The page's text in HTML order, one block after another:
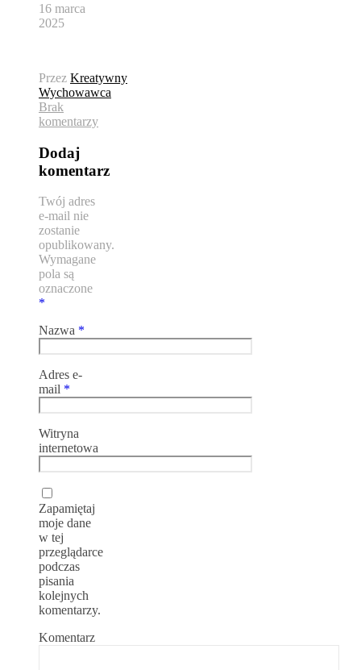
16 marca
2025
Przez Kreatywny
Wychowawca
Brak
komentarzy
Dodaj
komentarz
Twój adres
e-mail nie
zostanie
opublikowany.
Wymagane
pola są
oznaczone
*
Nazwa *
Adres e-
mail *
Witryna
internetowa
Zapamiętaj
moje dane
w tej
przeglądarce
podczas
pisania
kolejnych
komentarzy.
Komentarz